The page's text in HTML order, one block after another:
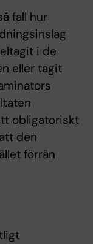
fall hur
i de
eller tagit
obligatoriskt
den
förrän